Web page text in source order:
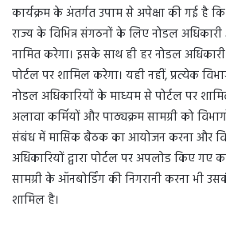
कार्यक्रम के अंतर्गत उपाम से अपेक्षा की गई है
राज्य के विभिन्न संगठनों के लिए नोडल
नामित करेगा। इसके साथ ही हर नोडल
पोर्टल पर शामिल करेगा। यही नहीं, प्रत्येक
नोडल अधिकारियों के माध्यम से पोर्टल पर
अलावा कर्मियों और पाठ्यक्रम सामग्री को
संबंध में मासिक बैठक का आयोजन करना और
अधिकारियों द्वारा पोर्टल पर अपलोड किए गए
सामग्री के ऑनबोर्डिंग की निगरानी करना भी
शामिल है।